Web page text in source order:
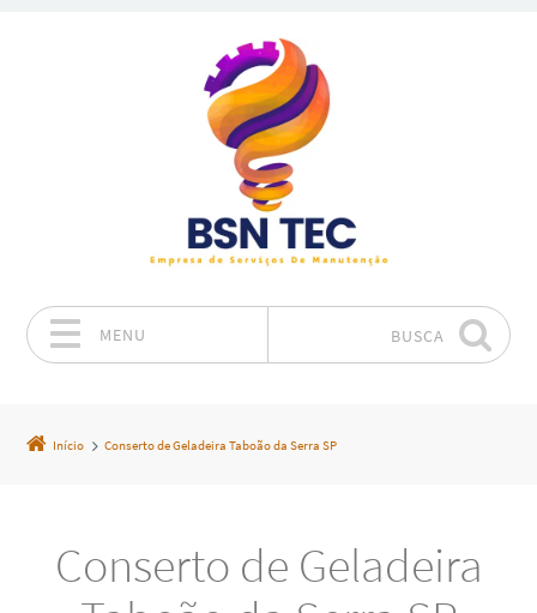
MENU BUSCA
Início Conserto de Geladeira Taboão da Serra SP
Conserto de Geladeira